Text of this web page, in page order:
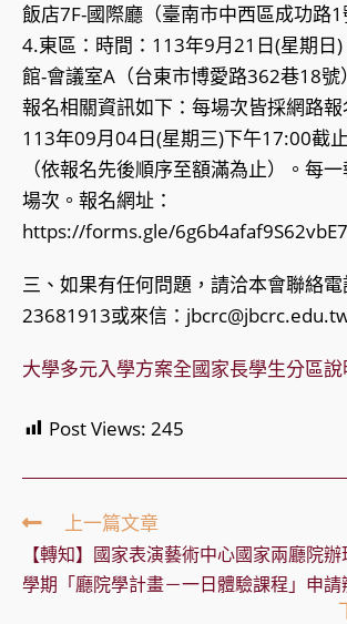
飯店7F-國際廳（臺南市中西區成功路1
4.東區：時間：113年9月21日(星期日
館-會議室A（台東市博愛路362巷18號）
報名相關資訊如下：每場次皆採網路
113年09月04日(星期三)下午17:00截
（依報名先後順序至額滿為止）。每
場次。報名網址：
https://forms.gle/6g6b4afaf9S62vbE7
三、如果有任何問題，請洽本會聯絡
23681913或來信：
大學多元入學方案全國家長學生分區
Post Views: 245
Read
more
articles
上一篇文章
【轉知】國家表演藝術中心國家兩廳院
學期「廳院學計畫－一日體驗課程」申請